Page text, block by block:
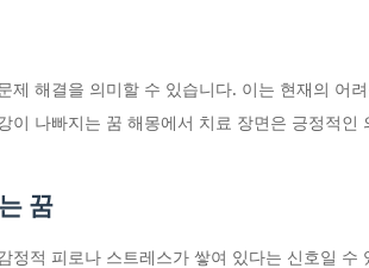
제 해결을 의미할 수 있습니다. 이는 현재의 어
이 나빠지는 꿈 해몽에서 치료 장면은 긍정적인
꿈
정적 피로나 스트레스가 쌓여 있다는 신호일 수